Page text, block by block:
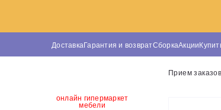
ДоставкаГарантия и возвратСборкаАкции
онлайн гипермаркет
мебели
Прием